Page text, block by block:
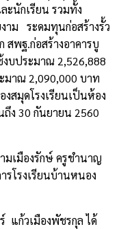
ะนักเรียน รวมทั้ง
าม ระดมทุนก่อสร้างรั้ว
สพฐ.ก่อสร้างอาคารบู
บประมาณ 2,526,888
มาณ 2,090,000 บาท
สมุดโรงเรียนเป็นห้อง
ง 30 กันยายน 2560
มืองรักษ์ ครูชำนาญ
รโรงเรียนบ้านหนอง
ก้วเมืองพัชรกุล ได้